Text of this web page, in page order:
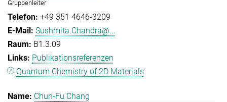
Gruppenleiter
+49 351 4646-3209
Sushmita.Chandra@...
B1.3.09
Publikationsreferenzen
Quantum Chemistry of 2D Materials
Chun-Fu Chang